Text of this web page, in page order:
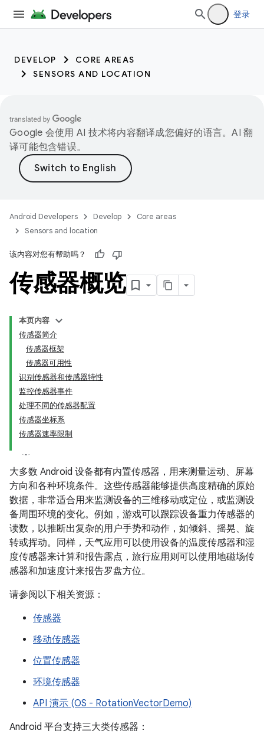
登录
DEVELOP
CORE AREAS
SENSORS AND LOCATION
Google 会使用 AI 技术将内容翻译成您偏好的语言。AI 翻
译可能包含错误。
Android Developers Develop
Core areas
Sensors and location
该内容对您有帮助吗？
传感器概览
本页内容
传感器简介
传感器框架
传感器可用性
识别传感器和传感器特性
监控传感器事件
处理不同的传感器配置
传感器坐标系
传感器速率限制
大多数 Android 设备都有内置传感器，用来测量运动、屏幕
方向和各种环境条件。这些传感器能够提供高度精确的原始
数据，非常适合用来监测设备的三维移动或定位，或监测设
备周围环境的变化。例如，游戏可以跟踪设备重力传感器的
读数，以推断出复杂的用户手势和动作，如倾斜、摇晃、旋
转或挥动。同样，天气应用可以使用设备的温度传感器和湿
度传感器来计算和报告露点，旅行应用则可以使用地磁场传
感器和加速度计来报告罗盘方位。
请参阅以下相关资源：
传感器
移动传感器
位置传感器
环境传感器
API 演示 (OS - RotationVectorDemo)
Android 平台支持三大类传感器：